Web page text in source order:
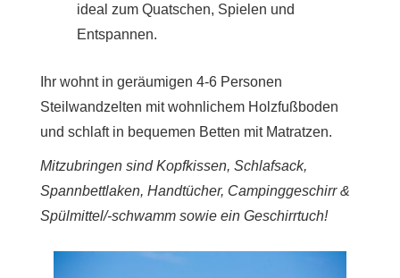
ideal zum Quatschen, Spielen und
Entspannen.
Ihr wohnt in geräumigen 4-6 Personen
Steilwandzelten mit wohnlichem Holzfußboden
und schlaft in bequemen Betten mit Matratzen.
Mitzubringen sind Kopfkissen, Schlafsack,
Spannbettlaken, Handtücher, Campinggeschirr &
Spülmittel/-schwamm sowie ein Geschirrtuch!